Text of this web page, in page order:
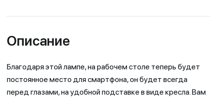
Описание
Благодаря этой лампе, на рабочем столе теперь будет
постоянное место для смартфона, он будет всегда
перед глазами, на удобной подставке в виде кресла. Вам